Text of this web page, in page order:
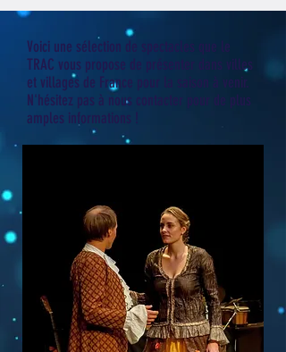
Voici une sélection de spectacles que le
TRAC vous propose de présenter dans villes
et villages de France pour la saison à venir.
N'hésitez pas à nous contacter pour de plus
amples informations !